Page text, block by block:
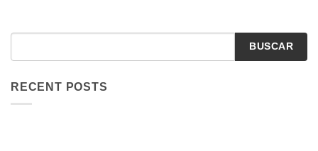
BUSCAR
RECENT POSTS